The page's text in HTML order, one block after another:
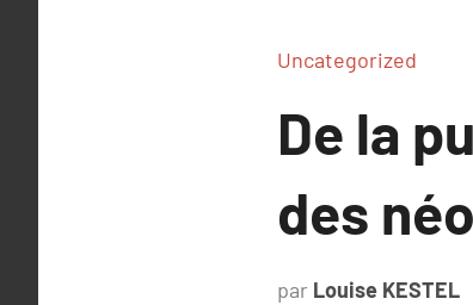
Uncategorized
De la
des
par Louise KESTEL